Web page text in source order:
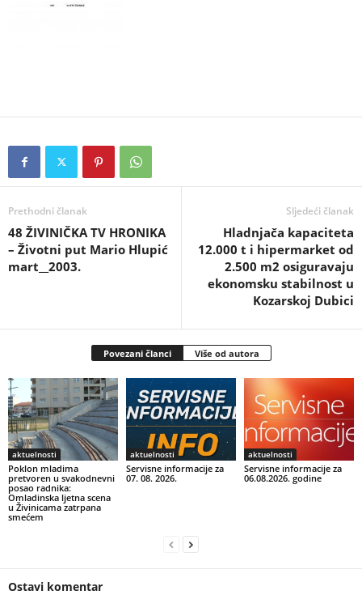
Prethodni članak
48 ŽIVINIČKA TV HRONIKA
– Životni put Mario Hlupić
mart__2003.
Sljedeći članak
Hladnjača kapaciteta
12.000 t i hipermarket od
2.500 m2 osiguravaju
ekonomsku stabilnost u
Kozarskoj Dubici
Povezani članci Više od autora
aktuelnosti
Poklon mladima
pretvoren u svakodnevni
posao radnika:
Omladinska ljetna scena
u Živinicama zatrpana
smećem
aktuelnosti
Servisne informacije za
07. 08. 2026.
aktuelnosti
Servisne informacije za
06.08.2026. godine
Ostavi komentar